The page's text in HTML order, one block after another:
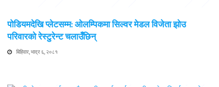
पोडियमदेखि प्लेटसम्म: ओलम्पिकमा सिल्वर मेडल विजेता झोउ
परिवारको रेस्टुरेन्ट चलाउँछिन्
बिहिवार, भाद्र ६, २०८१